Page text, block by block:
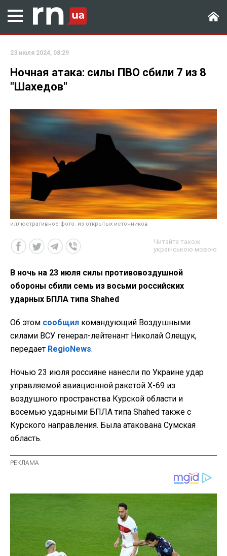
23 июля 2024, 08:29
Ночная атака: силы ПВО сбили 7 из 8
"Шахедов"
иллюстративное фото: из открытых источников
Читайте також
українською мовою
В ночь на 23 июля силы противовоздушной
обороны сбили семь из восьми российских
ударных БПЛА типа Shahed
Об этом сообщил командующий Воздушными
силами ВСУ генерал-лейтенант Николай Олещук,
передает RegioNews.
Ночью 23 июля россияне нанесли по Украине удар
управляемой авиационной ракетой Х-69 из
воздушного пространства Курской области и
восемью ударными БПЛА типа Shahed также с
Курского направления. Была атакована Сумская
область.